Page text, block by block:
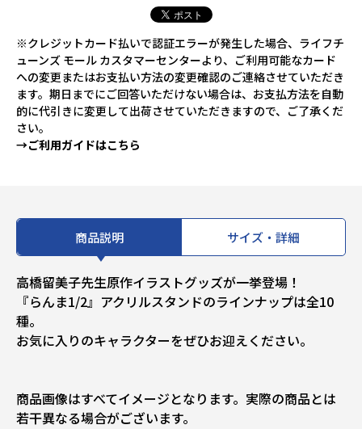
※クレジットカード払いで認証エラーが発生した場合、ライフチ
ューンズ モール カスタマーセンターより、ご利用可能なカード
への変更またはお支払い方法の変更確認のご連絡させていただき
ます。期日までにご回答いただけない場合は、お支払方法を自動
的に代引きに変更して出荷させていただきますので、ご了承くだ
さい。
→ご利用ガイドはこちら
商品説明 サイズ・詳細
高橋留美子先生原作イラストグッズが一挙登場！
『らんま1/2』アクリルスタンドのラインナップは全10
種。
お気に入りのキャラクターをぜひお迎えください。
商品画像はすべてイメージとなります。実際の商品とは
若干異なる場合がございます。